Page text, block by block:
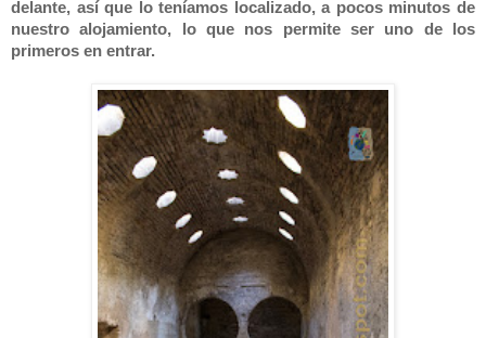
delante, así que lo teníamos localizado, a pocos minutos de
nuestro alojamiento, lo que nos permite ser uno de los
primeros en entrar.